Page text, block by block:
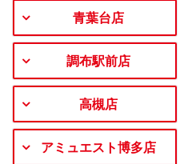
青葉台店
調布駅前店
高槻店
アミュエスト博多店